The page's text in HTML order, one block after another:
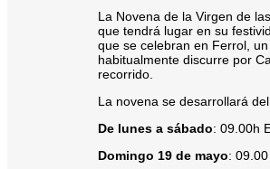
La Novena de la Virgen de
que tendrá lugar en su
que se celebran en Ferrol,
habitualmente discurre por
recorrido.
La novena se desarrollará
De lunes a sábado: 09.00h
Domingo 19 de mayo: